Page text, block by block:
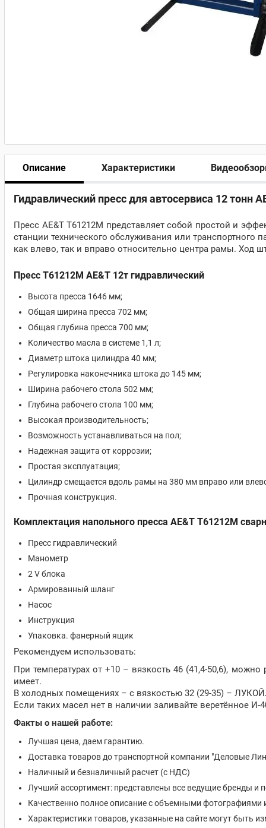
Описание Характеристики
Гидравлический пресс для автосервиса 12 тонн
Пресс AE&T Т61212М представляет собой простой и
станции технического обслуживания или
как влево, так и вправо относительно центра рамы. Ход
Пресс T61212M AE&T 12т гидравлический
Высота пресса 1646 мм;
Общая ширина пресса 702 мм;
Общая глубина пресса 700 мм;
Количество масла в системе 1,1 л;
Диаметр штока цилиндра 40 мм;
Регулировка наконечника штока до 145 мм;
Ширина рабочего стола 502 мм;
Глубина рабочего стола 100 мм;
Высокая производительность;
Возможность устанавливаться на пол;
Надежная защита от коррозии;
Простая эксплуатация;
Цилиндр смещается вдоль рамы на 380 мм вправо или
Прочная конструкция.
Комплектация напольного пресса AE&T T61212M
Пресс гидравлический
Манометр
2 V блока
Армированный шланг
Насос
Инструкция
Упаковка. фанерный ящик
Рекомендуем использовать:
При температурах от +10 – вязкость 46 (41,4-50,6),
имеет.
В холодных помещениях – с вязкостью 32 (29-35) –
Если таких масел нет в наличии заливайте веретённое И-
Факты о нашей работе:
Лучшая цена, даем гарантию.
Доставка товаров до транспортной компании "Деловые
Наличный и безналичный расчет (с НДС)
Лучший ассортимент: представлены все ведущие бренды и
Качественно полное описание с объемными фотографиями
Характеристики товаров, указанные на сайте могут быть